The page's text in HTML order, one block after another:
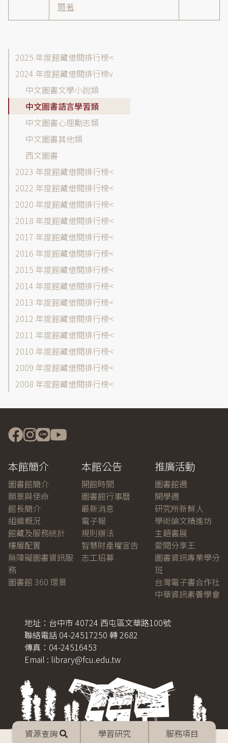
Mobile
menu資源查詢 學習研究 服務項目
爾著
館
目
閱
年
度
選
2025 年度館藏借閱排行榜
2024 年度館藏借閱排行榜
中文圖書文學小說類
中文圖書語言學習類
中文圖書心理勵志類
中文圖書其他類
西文圖書
2023 年度館藏借閱排行榜
2022 年度館藏借閱排行榜
2020 年度館藏借閱排行榜
2018 年度館藏借閱排行榜
2017 年度館藏借閱排行榜
2016 年度館藏借閱排行榜
2015 年度館藏借閱排行榜
2014 年度館藏借閱排行榜
2013 年度館藏借閱排行榜
2012 年度館藏借閱排行榜
2011 年度館藏借閱排行榜
2010 年度館藏借閱排行榜
2009 年度館藏借閱排行榜
2008 年度館藏借閱排行榜
本館簡介
圖書館簡介
願景與使命
館長簡介
組織概況
館藏及服務統計
樓層配置
無障礙圖書資訊服
務
圖書館 360 環景
本館公告
開館時間
圖書館行事曆
最新消息
電子報
規則辦法
智慧財產權宣告
志工招募
推廣活動
圖書館週
開學週
研究所新鮮人
學術論文精進坊
主題書展
愛閱分享王
圖書資訊專業學分
班
台灣電子書合作社
中華資訊素養學會
地址：台中市 40724 西屯區文華路100號
聯絡電話 04-24517250 轉 2682
傳真：04-24516453
Email : library@fcu.edu.tw